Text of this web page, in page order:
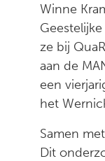
Winne
ze bij
aan de
een
het
Samen
Dit